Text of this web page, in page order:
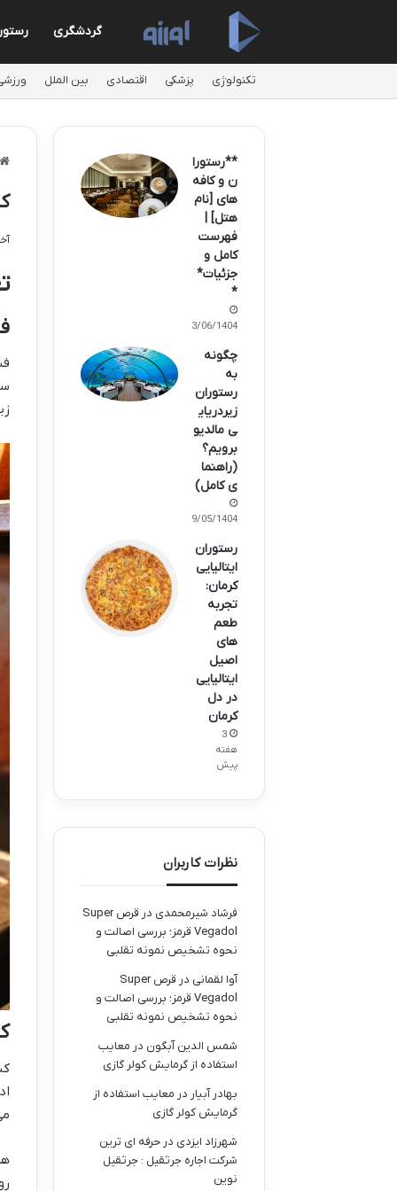
گردشگری
تکنولوژی پزشکی اقتصادی بین الملل
**رستورا
ن و کافه
های [نام
هتل] |
فهرست
کامل و
جزئیات*
*
23/06/1404
چگونه
به
رستوران
زیردریای
ی مالدیو
برویم؟
(راهنما
ی کامل)
29/05/1404
رستوران
ایتالیایی
کرمان:
تجربه
طعم
های
اصیل
ایتالیایی
در دل
کرمان
3
هفته
پیش
نظرات کاربران
فرشاد شیرمحمدی در
قرص Super
Vegadol قرمز؛ بررسی اصالت و
نحوه تشخیص نمونه تقلبی
آوا لقمانی در
قرص Super
Vegadol قرمز؛ بررسی اصالت و
نحوه تشخیص نمونه تقلبی
شمس الدین آبگون در معایب
استفاده از گرمایش کولر گازی
بهادر آبیار در معایب استفاده از
گرمایش کولر گازی
شهرزاد ایزدی درحرفه ای ترین
شرکت اجاره جرثقیل : جرثقیل
نوین